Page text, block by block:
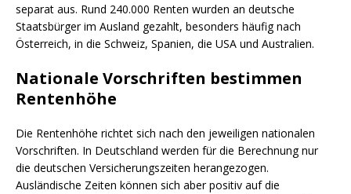
separat aus. Rund 240.000 Renten wurden an deutsche
Staatsbürger im Ausland gezahlt, besonders häufig nach
Österreich, in die Schweiz, Spanien, die USA und Australien.
Nationale Vorschriften bestimmen
Rentenhöhe
Die Rentenhöhe richtet sich nach den jeweiligen nationalen
Vorschriften. In Deutschland werden für die Berechnung nur
die deutschen Versicherungszeiten herangezogen.
Ausländische Zeiten können sich aber positiv auf die